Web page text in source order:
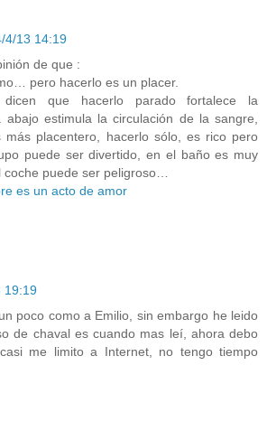
4/13 14:19
de que :
pero hacerlo es un placer.
dicen que hacerlo parado fortalece la
abajo estimula la circulación de la sangre,
más placentero, hacerlo sólo, es rico pero
puede ser divertido, en el baño es muy
coche puede ser peligroso…
es un acto de amor
19:19
poco como a Emilio, sin embargo he leido
de chaval es cuando mas leí, ahora debo
me limito a Internet, no tengo tiempo